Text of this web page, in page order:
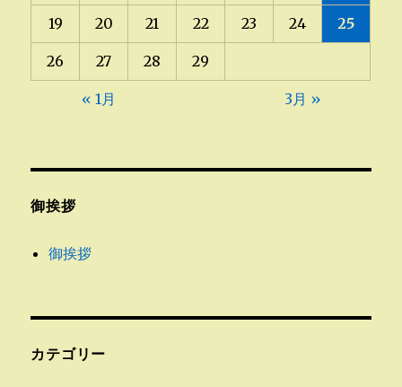
19 20 21 22 23 24 25
26 27 28 29
« 1月 3月 »
御挨拶
御挨拶
カテゴリー